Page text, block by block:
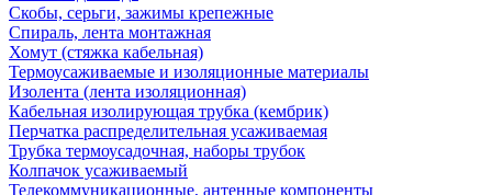
Скобы, серьги, зажимы крепежные
Спираль, лента монтажная
Хомут (стяжка кабельная)
Термоусаживаемые и изоляционные материалы
Изолента (лента изоляционная)
Кабельная изолирующая трубка (кембрик)
Перчатка распределительная усаживаемая
Трубка термоусадочная, наборы трубок
Колпачок усаживаемый
Телекоммуникационные, антенные компоненты